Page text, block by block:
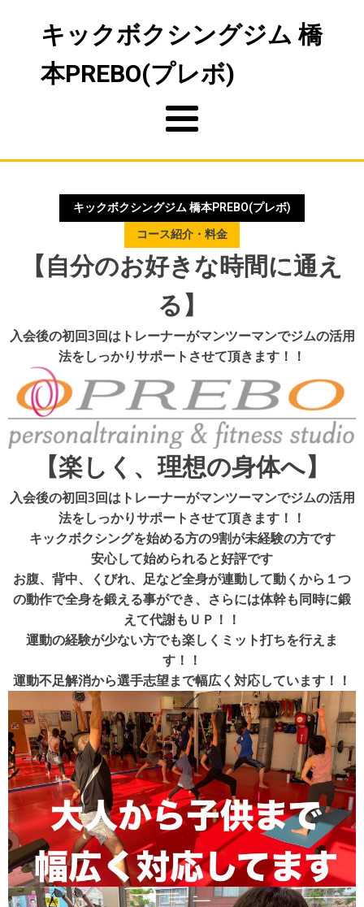
キックボクシングジム 橋
本PREBO(プレボ)
キックボクシングジム 橋本PREBO(プレボ)
コース紹介・料金
【自分のお好きな時間に通え
る】
入会後の初回3回はトレーナーがマンツーマンでジムの活用
法をしっかりサポートさせて頂きます！！
【楽しく、理想の身体へ】
入会後の初回3回はトレーナーがマンツーマンでジムの活用
法をしっかりサポートさせて頂きます！！
キックボクシングを始める方の9割が未経験の方です
安心して始められると好評です
お腹、背中、くびれ、足など全身が連動して動くから１つ
の動作で全身を鍛える事ができ、さらには体幹も同時に鍛
えて代謝もＵＰ！！
運動の経験が少ない方でも楽しくミット打ちを行えま
す！！
運動不足解消から選手志望まで幅広く対応しています！！